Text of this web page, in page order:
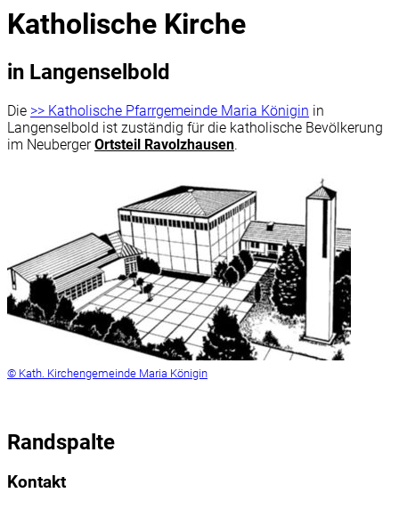
Katholische Kirche
in Langenselbold
Die >> Katholische Pfarrgemeinde Maria Königin in
Langenselbold ist zuständig für die katholische Bevölkerung
im NeubergerOrtsteil Ravolzhausen.
© Kath. Kirchengemeinde Maria Königin
Randspalte
Kontakt